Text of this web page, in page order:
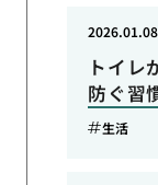
トイレ
防ぐ習
2026.01.08
生活